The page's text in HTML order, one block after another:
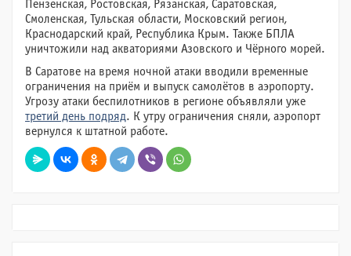
Пензенская, Ростовская, Рязанская, Саратовская,
Смоленская, Тульская области, Московский регион,
Краснодарский край, Республика Крым. Также БПЛА
уничтожили над акваториями Азовского и Чёрного морей.
В Саратове на время ночной атаки вводили временные
ограничения на приём и выпуск самолётов в аэропорту.
Угрозу атаки беспилотников в регионе объявляли уже
третий день подряд. К утру ограничения сняли, аэропорт
вернулся к штатной работе.